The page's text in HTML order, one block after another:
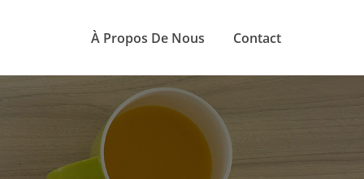
À Propos De Nous Contact